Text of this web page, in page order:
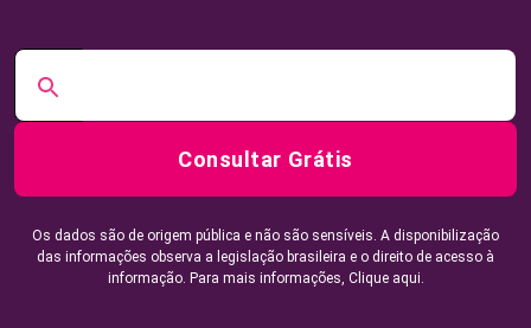
Consultar Grátis
Os dados são de origem pública e não são sensíveis. A disponibilização
das informações observa a legislação brasileira e o direito de acesso à
informação. Para mais informações, Clique aqui.